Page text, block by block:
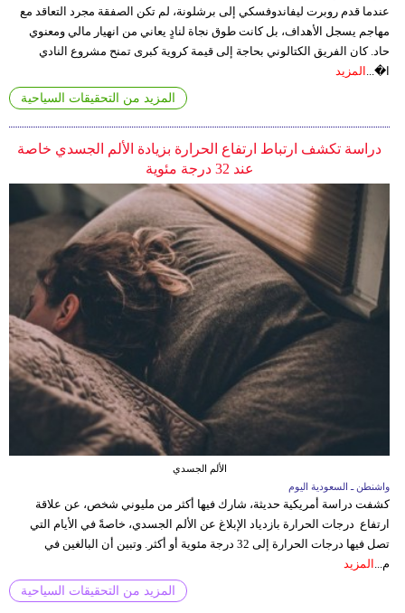
عندما قدم روبرت ليفاندوفسكي إلى برشلونة، لم تكن الصفقة مجرد التعاقد مع
مهاجم يسجل الأهداف، بل كانت طوق نجاة لنادٍ يعاني من انهيار مالي ومعنوي
حاد. كان الفريق الكتالوني بحاجة إلى قيمة كروية كبرى تمنح مشروع النادي
ا�...
المزيد
المزيد من التحقيقات السياحية
دراسة تكشف ارتباط ارتفاع الحرارة بزيادة الألم الجسدي خاصة
عند 32 درجة مئوية
الألم الجسدي
واشنطن ـ السعودية اليوم
كشفت دراسة أمريكية حديثة، شارك فيها أكثر من مليوني شخص، عن علاقة
ارتفاع درجات الحرارة بازدياد الإبلاغ عن الألم الجسدي، خاصةً في الأيام التي
تصل فيها درجات الحرارة إلى 32 درجة مئوية أو أكثر. وتبين أن البالغين في
م... المزيد
المزيد من التحقيقات السياحية